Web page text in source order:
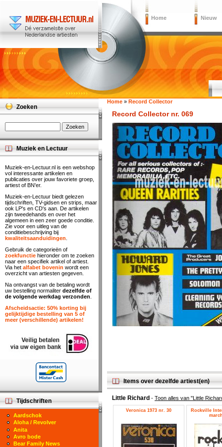
Home Nieuw
Home » Record Collector
Record Collector nr. 069
Items over dezelfde artiest(en)
Little Richard - Toon alles van "Little
Veronica 1973 nr. 30
Rockville
Zoeken
Muziek en Lectuur
Muziek-en-Lectuur.nl is een webshop
vol interessante artikelen en
publicaties over jouw favoriete groep,
artiest of BN'er.
Muziek-en-Lectuur biedt gelezen
tijdschriften, TV-gidsen en strips, maar
ook LP's en CD's aan. De artikelen
zijn tweedehands en over het
algemeen in een zeer goede conditie.
Zie voor een uitleg van de
conditiebeschrijving bij
kwaliteitsaanduidingen
Gebruik de categorieën of
zoekfunctie hieronder om te zoeken
naar een specifiek artikel of artiest.
Via het alfabet bovenin wordt een
overzicht van artiesten gegeven.
Na ontvangst van de betaling wordt
uw bestelling normaliter dezelfde of
de volgende werkdag verzonden
Afscheidsactie: 50% korting bij
gelijktijdige bestelling van 5 of
meer (verschillende) artikelen!
Tijdschriften
Aardschok
Aloha / Revolver
Anita
Avro bode
Bear Family News